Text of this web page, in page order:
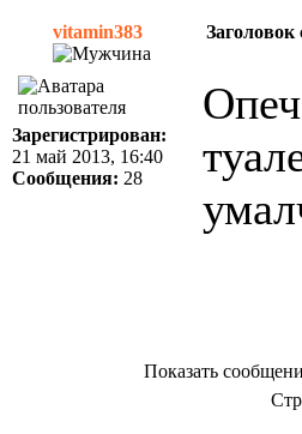
vitamin383
Зарегистрирован:
21 май 2013, 16:40
Сообщения: 28
Показать